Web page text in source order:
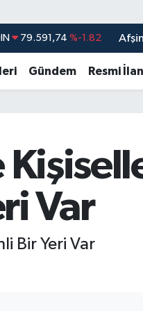
45,43620 %0.02
61,60380 %0.18
79.591,74 %-1.82
Afşin
Gündem Resmi
Var
Bir Yeri Var